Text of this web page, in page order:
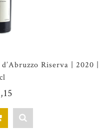
Riserva | 2020 |